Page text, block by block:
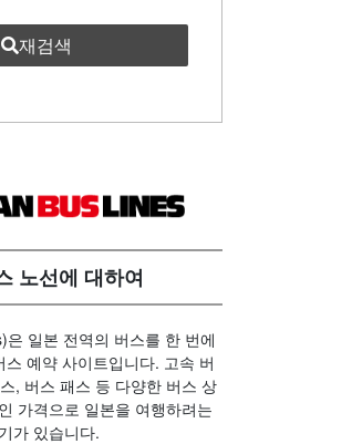
재검색
노선에 대하여
일본 전역의 버스를 한 번에
예약 사이트입니다. 고속 버
, 버스 패스 등 다양한 버스 상
가격으로 일본을 여행하려는
가 있습니다.